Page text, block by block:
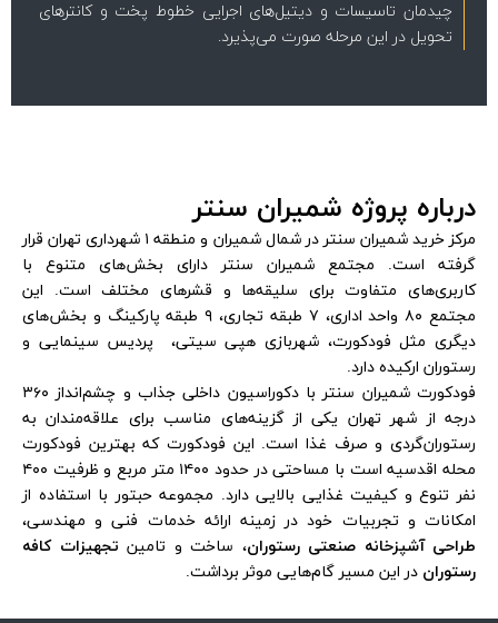
چیدمان تاسیسات و دیتیل‌های اجرایی خطوط پخت و کانترهای
تحویل در این مرحله صورت می‌پذیرد.
پروژه شمیران سنتر
مرکز خرید شمیران سنتر در شمال شمیران و منطقه ۱ شهرداری تهران قرار
است. مجتمع شمیران سنتر دارای بخش‌های متنوع با
متفاوت برای سلیقه‌ها و قشرهای مختلف است. این
مجتمع ۸۰ واحد اداری، ۷ طبقه تجاری، ۹ طبقه پارکینگ و بخش‌های
مثل فودکورت، شهربازی هپی سیتی، پردیس سینمایی و
ارکیده دارد.
فودکورت شمیران سنتر با دکوراسیون داخلی جذاب و چشم‌انداز ۳۶۰
از شهر تهران یکی از گزینه‌های مناسب برای علاقه‌مندان به
و صرف غذا است. این فودکورت که بهترین فودکورت
محله اقدسیه است با مساحتی در حدود ۱۴۰۰ متر مربع و ظرفیت ۴۰۰
تنوع و کیفیت غذایی بالایی دارد. مجموعه حبتور با استفاده از
و تجربیات خود در زمینه ارائه خدمات فنی و مهندسی،
آشپزخانه صنعتی رستوران، ساخت و تامین تجهیزات کافه
در این مسیر گام‌هایی موثر برداشت.